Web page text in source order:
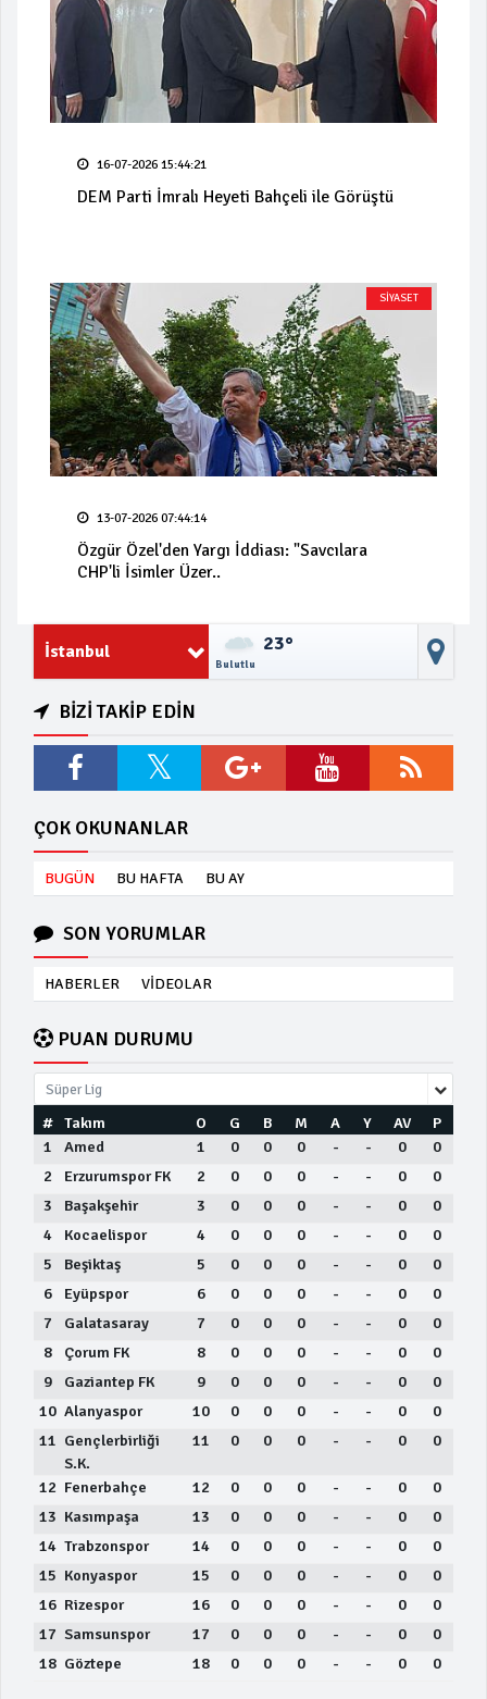
16-07-2026 15:44:21
DEM Parti İmralı Heyeti Bahçeli ile Görüştü
SİYASET
13-07-2026 07:44:14
Özgür Özel'den Yargı İddiası: "Savcılara
CHP'li İsimler Üzer..
İstanbul 23°
Bulutlu
BİZİ TAKİP EDİN
ÇOK OKUNANLAR
BUGÜN BU HAFTA BU AY
SON YORUMLAR
HABERLER VİDEOLAR
PUAN DURUMU
Süper Lig
# Takım O G B M A Y AV
P
1
Amed 1 0 0 0 - - 0
0
2
Erzurumspor FK 2 0 0 0 - - 0
0
3
Başakşehir 3 0 0 0 - - 0
0
4
Kocaelispor 4 0 0 0 - - 0
0
5
Beşiktaş 5 0 0 0 - - 0
0
6
Eyüpspor 6 0 0 0 - - 0
0
7
Galatasaray 7 0 0 0 - - 0
0
8
Çorum FK 8 0 0 0 - - 0
0
9
Gaziantep FK 9 0 0 0 - - 0
0
10 Alanyaspor 10 0 0 0 - - 0
0
11 Gençlerbirliği
S.K.
11 0 0 0 - - 0 0
12 Fenerbahçe 12 0 0 0 - - 0
0
13 Kasımpaşa 13 0 0 0 - - 0
0
14 Trabzonspor 14 0 0 0 - - 0
0
15 Konyaspor 15 0 0 0 - - 0
0
16 Rizespor 16 0 0 0 - - 0
0
17 Samsunspor 17 0 0 0 - - 0
0
18 Göztepe 18 0 0 0 - - 0 0